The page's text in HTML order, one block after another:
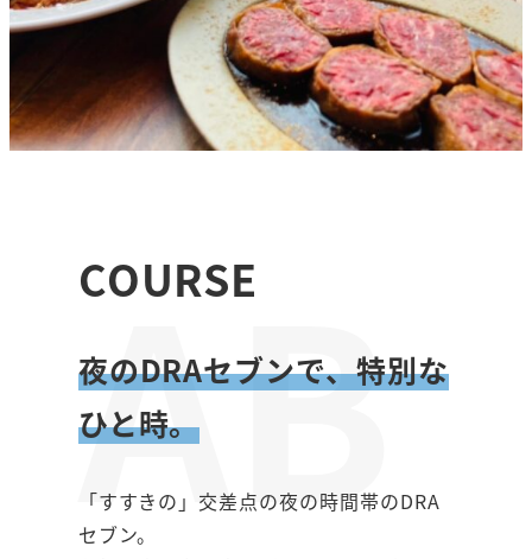
AB
COURSE
夜のDRAセブンで、特別な
ひと時。
「すすきの」交差点の夜の時間帯のDRA
セブン。